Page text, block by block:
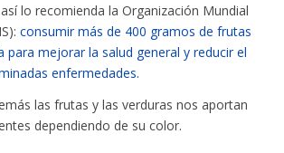
lo recomienda la Organización Mundial
consumir más de 400 gramos de frutas
para mejorar la salud general y reducir el
enfermedades.
las frutas y las verduras nos aportan
dependiendo de su color.